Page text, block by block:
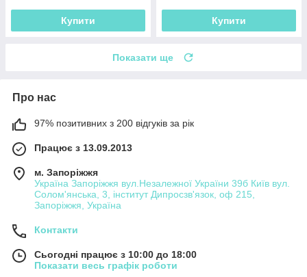
Купити Купити
Показати ще
Про нас
97% позитивних з 200 відгуків за рік
Працює з 13.09.2013
м. Запоріжжя
Україна Запоріжжя вул.Незалежної України 39б Київ вул.
Солом'янська, 3, інститут Дипросзв'язок, оф 215,
Запоріжжя, Україна
Контакти
Сьогодні працює з 10:00 до 18:00
Показати весь графік роботи